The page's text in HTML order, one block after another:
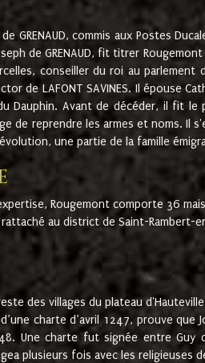
GRENAUD, commis aux Postes
de GRENAUD, fit titrer
conseiller du roi au
de LAFONT SAVINES. Il épouse
Dauphin. Avant de décéder, il fit
de reprendre les armes et noms. Il
révolution, une partie de la famille
Rougemont comporte 36
au district de Saint-Rambert-
des villages du plateau
d’une charte d’avril 1247, prouve que
Une charte fut signée entre Guy
plusieurs fois avec les